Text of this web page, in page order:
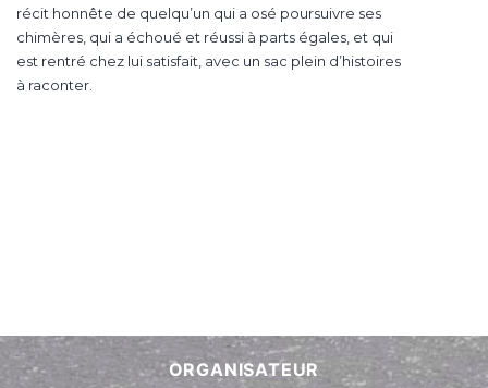
récit honnête de quelqu’un qui a osé poursuivre ses
chimères, qui a échoué et réussi à parts égales, et qui
est rentré chez lui satisfait, avec un sac plein d’histoires
à raconter.
ORGANISATEUR